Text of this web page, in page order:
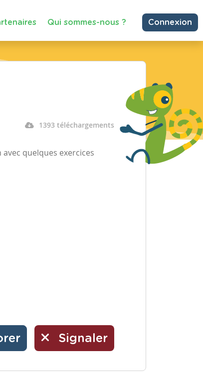
Qui sommes-nous ? Connexion
1393 téléchargements
quelques exercices
Signaler